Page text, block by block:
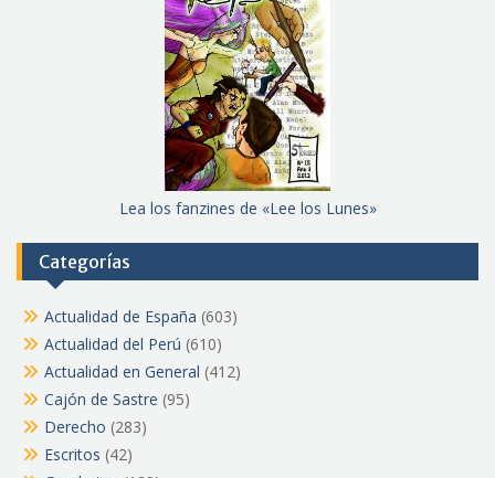
Lea los fanzines de «Lee los Lunes»
Categorías
Actualidad de España (603)
Actualidad del Perú (610)
Actualidad en General (412)
Cajón de Sastre (95)
Derecho (283)
Escritos (42)